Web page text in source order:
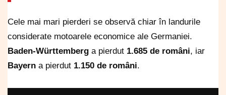
Cele mai mari pierderi se observă chiar în landurile
considerate motoarele economice ale Germaniei.
Baden-Württemberg a pierdut 1.685 de români, iar
Bayern a pierdut 1.150 de români.